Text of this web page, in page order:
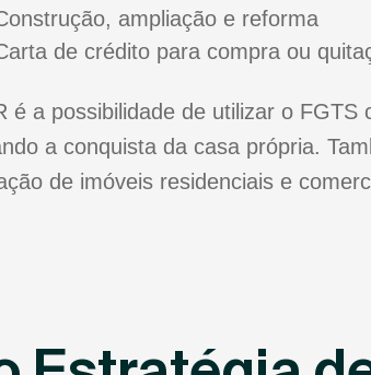
ampliação e reforma
de crédito para compra ou
a possibilidade de utilizar o FGTS
a conquista da casa própria.
de imóveis residenciais e